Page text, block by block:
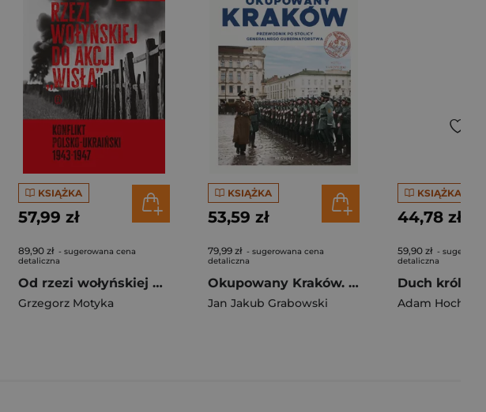
KSIĄŻKA
57,99 zł
89,90 zł - sugerowana cena
detaliczna
Od rzezi wołyńskiej do akcji "Wisła"
Grzegorz Motyka
KSIĄŻKA
53,59 zł
79,99 zł - sugerowana cena
detaliczna
Okupowany Kraków. Przewodnik po stolicy Generalnego Gubernatorstwa
Jan Jakub Grabowski
KSIĄŻKA
44,78 zł
59,90 zł -
detaliczna
Duch króla
Adam